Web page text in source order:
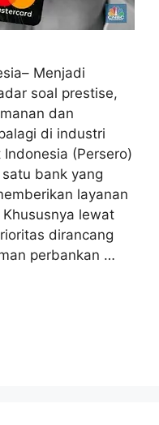
Menjadi
soal prestise,
dan
di industri
(Persero)
bank yang
layanan
lewat
dirancang
perbankan …